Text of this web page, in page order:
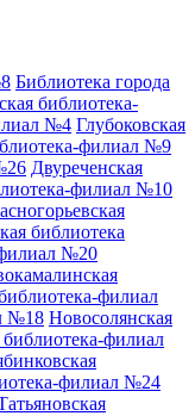
Библиотека города
библиотека-
№4 Глубоковская
филиал №9
Двуреченская
филиал №10
библиотека
№20
филиал
№18 Новосолянская
библиотека-филиал
филиал №24